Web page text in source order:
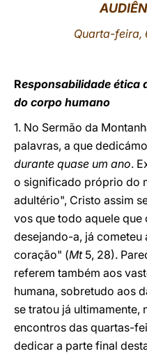
Quarta-feira,
Responsabilidade ética
do corpo humano
1. No Sermão da
palavras, a que
durante quase um ano.
o significado próprio do
adultério", Cristo assim
vos que todo aquele que
desejando-a, já cometeu
coração" (Mt5, 28).
referem também aos
humana, sobretudo aos
se tratou já ultimamente,
encontros das quartas-
dedicar a parte final